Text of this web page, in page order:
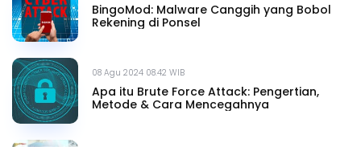
BingoMod: Malware Canggih yang Bobol
Rekening di Ponsel
08 Agu 2024 08.42 WIB
Apa itu Brute Force Attack: Pengertian,
Metode & Cara Mencegahnya